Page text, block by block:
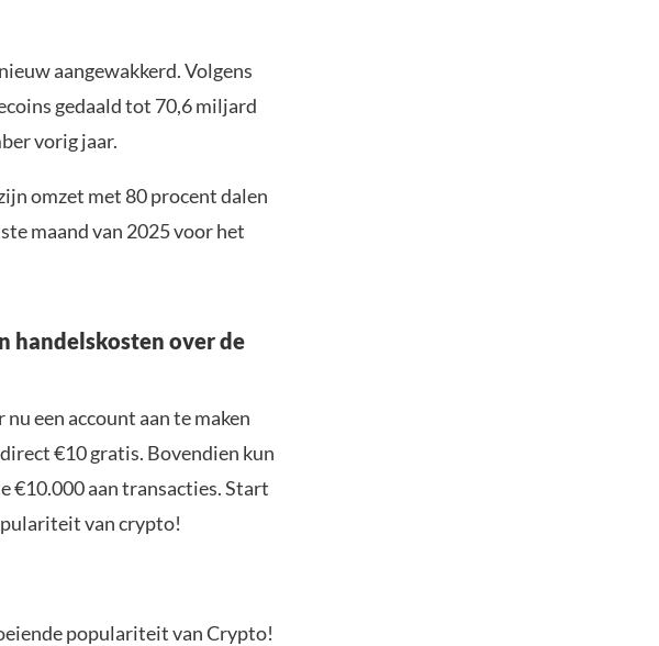
aangewakkerd. Volgens
gedaald tot 70,6 miljard
vorig jaar.
omzet met 80 procent dalen
maand van 2025 voor het
handelskosten over de
een account aan te maken
€10 gratis. Bovendien kun
€10.000 aan transacties. Start
van crypto!
populariteit van Crypto!